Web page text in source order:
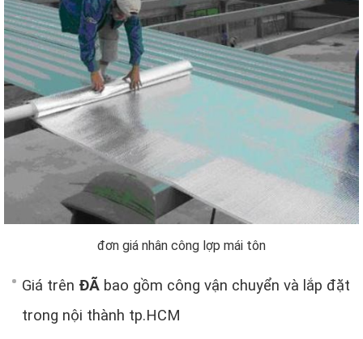
đơn giá nhân công lợp mái tôn
Giá trên ĐÃ bao gồm công vận chuyển và lắp đặt
trong nội thành tp.HCM